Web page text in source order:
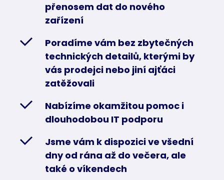
přenosem dat do nového
zařízení
Poradíme vám bez zbytečných
technických detailů, kterými by
vás prodejci nebo jiní ajťáci
zatěžovali
Nabízíme okamžitou pomoc i
dlouhodobou IT podporu
Jsme vám k dispozici ve všední
dny od rána až do večera, ale
také o víkendech